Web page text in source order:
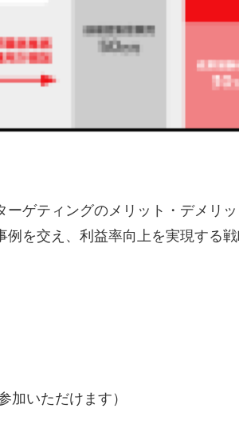
ゲティングのメリット・デメリ
を交え、利益率向上を実現する
加いただけます）